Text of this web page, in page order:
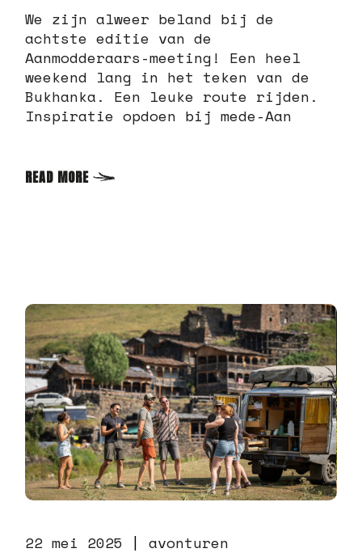
We zijn alweer beland bij de
achtste editie van de
Aanmodderaars-meeting! Een heel
weekend lang in het teken van de
Bukhanka. Een leuke route rijden.
Inspiratie opdoen bij mede-Aan
READ MORE
22 mei 2025 avonturen